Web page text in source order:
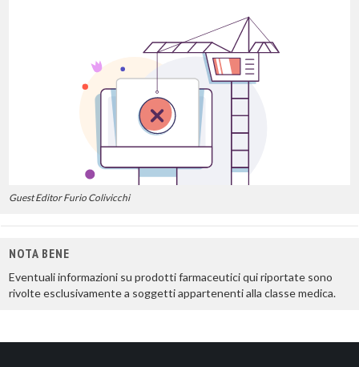
Guest Editor Furio Colivicchi
NOTA BENE
Eventuali informazioni su prodotti farmaceutici qui riportate sono
rivolte esclusivamente a soggetti appartenenti alla classe medica.